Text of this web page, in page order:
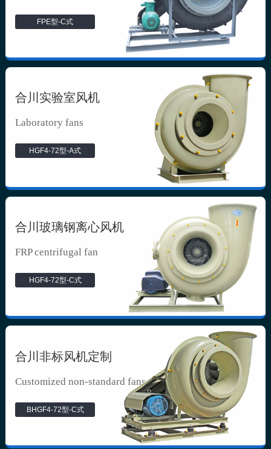
FPE型-C式
合川实验室风机
Laboratory fans
HGF4-72型-A式
合川玻璃钢离心风机
FRP centrifugal fan
HGF4-72型-C式
合川非标风机定制
Customized non-standard fans
BHGF4-72型-C式